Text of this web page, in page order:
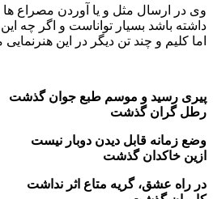
وی در ارسال مثل و یا آوردن مصراع
داشته باشد بسیار تواناست و اگر چه
اما کلیم و چند تن دیگر در این
پیری رسید و موسم طبع جوان
رطل گران گذشت
وضع زمانه قابل دیدن دوبار
ازین خاکدان گذشت
در راه عشق، گریه متاع اثر